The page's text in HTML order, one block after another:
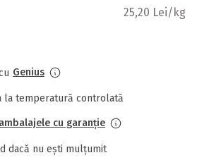
25,20 Lei/kg
Genius
la temperatură controlată
ambalajele cu garanție
dacă nu ești mulțumit